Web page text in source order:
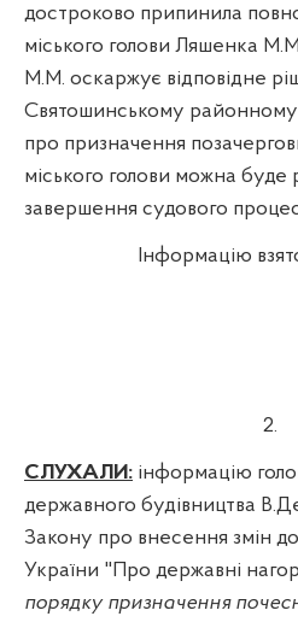
достроково припинила
міського голови Ляшенка
М.М. оскаржує відповідне
Святошинському районному
про призначення
міського голови можна буде
завершення судового
Інформацію
2.
СЛУХАЛИ: інформацію
державного будівництва В.
Закону про внесення змін до
України "Про державні
порядку призначення